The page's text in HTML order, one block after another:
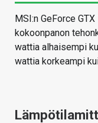
MSI:n GeForce
kokoonpanon
wattia alhaisempi
wattia korkeampi